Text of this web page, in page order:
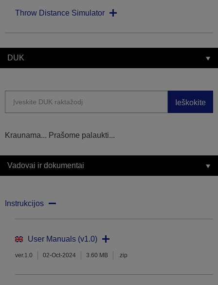
Throw Distance Simulator
DUK
Ieškokite
Kraunama... Prašome palaukti...
Vadovai ir dokumentai
Instrukcijos
User Manuals (v1.0)
ver.1.0 02-Oct-2024 3.60 MB .zip